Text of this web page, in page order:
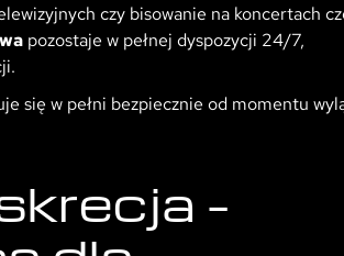
czy bisowanie na koncertach
pozostaje w pełnej dyspozycji 24/7,
się w pełni bezpiecznie od momentu
–